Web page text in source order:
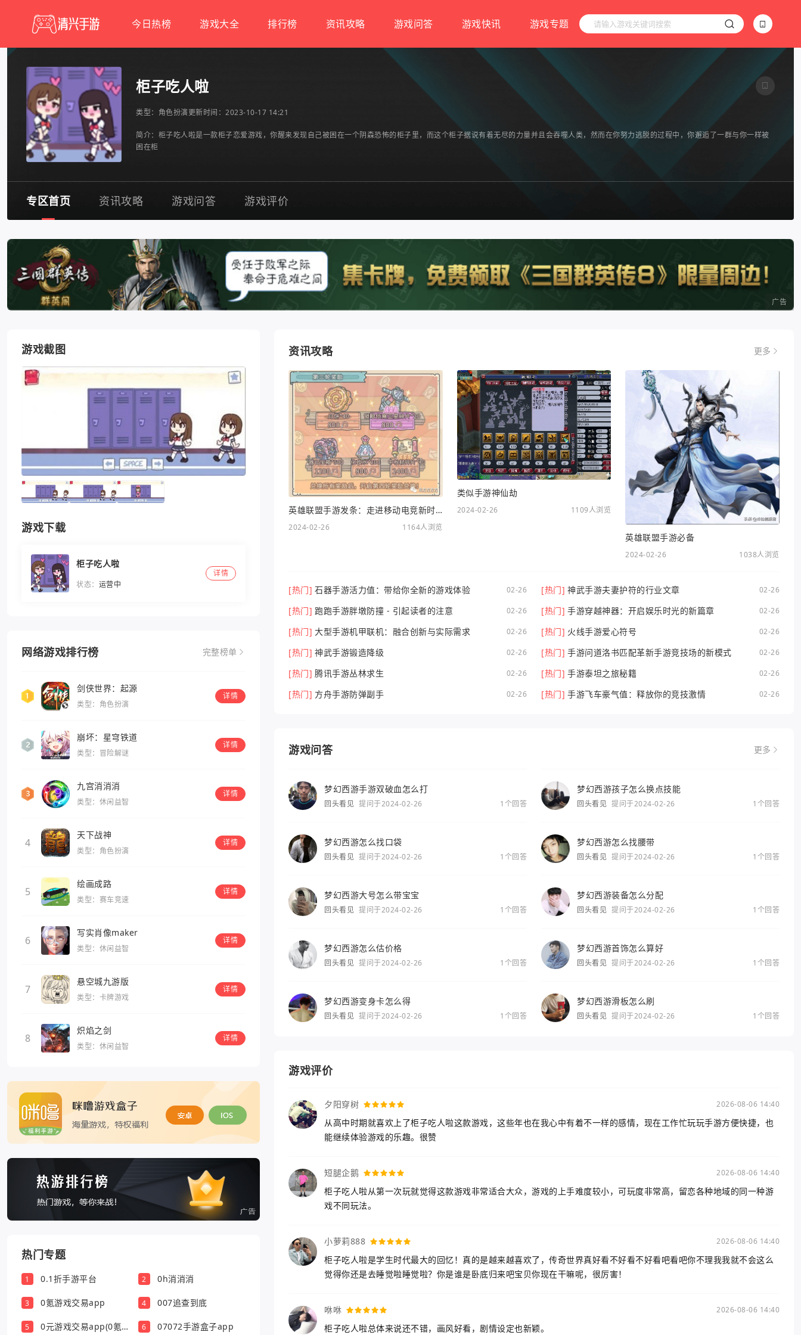
今日热榜 游戏大全 排行榜 资讯攻略 游戏问答 游戏快讯 游戏专题
柜子吃人啦
类型： 角色扮演更新时间：2023-10-17 14:21
简介：柜子吃人啦是一款柜子恋爱游戏，你醒来发现自己被困在一个阴森恐怖的柜子里，而这个柜子据说有着无尽的力量并且会吞噬人类，然而在你努力逃脱的过程中，你邂逅了一群与你一样被
困在柜
专区首页 资讯攻略 游戏问答 游戏评价
广告
游戏截图
游戏下载
柜子吃人啦
状态： 运营中
详情
网络游戏排行榜 完整榜单
剑侠世界：起源
类型：角色扮演
详情
崩坏：星穹铁道
类型：冒险解谜
详情
九宫消消消
类型：休闲益智
详情
4
天下战神
类型：角色扮演
详情
5
绘画成路
类型：赛车竞速
详情
6
写实肖像maker
类型：休闲益智
详情
7
悬空城九游版
类型：卡牌游戏
详情
8
炽焰之剑
类型：休闲益智
详情
热门专题
1 0.1折手游平台 2 0h消消消
3 0氪游戏交易app 4 007追查到底
5 0元游戏交易app(0氪 6 07072手游盒子app
资讯攻略 更多
英雄联盟手游发条：走进移动电竞新时代
2024-02-26 1164人浏览
类似手游神仙劫
2024-02-26 1109人浏览
英雄联盟手游必备
2024-02-26 1038人浏览
[热门] 石器手游活力值：带给你全新的游戏体验 02-26 [热门] 神武手游夫妻护符的行业文章 02-26
[热门] 跑跑手游胖墩防撞 - 引起读者的注意 02-26 [热门] 手游穿越神器：开启娱乐时光的新篇章 02-26
[热门] 大型手游机甲联机：融合创新与实际需求 02-26 [热门] 火线手游爱心符号 02-26
[热门] 神武手游锻造降级 02-26 [热门] 手游问道洛书匹配革新手游竞技场的新模式 02-26
[热门] 腾讯手游丛林求生 02-26 [热门] 手游泰坦之旅秘籍 02-26
[热门] 方舟手游防弹副手 02-26 [热门] 手游飞车豪气值：释放你的竞技激情 02-26
游戏问答 更多
梦幻西游手游双破血怎么打
回头看见 提问于2024-02-26 1个回答
梦幻西游孩子怎么换点技能
回头看见 提问于2024-02-26 1个回答
梦幻西游怎么找口袋
回头看见 提问于2024-02-26 1个回答
梦幻西游怎么找腰带
回头看见 提问于2024-02-26 1个回答
梦幻西游大号怎么带宝宝
回头看见 提问于2024-02-26 1个回答
梦幻西游装备怎么分配
回头看见 提问于2024-02-26 1个回答
梦幻西游怎么估价格
回头看见 提问于2024-02-26 1个回答
梦幻西游首饰怎么算好
回头看见 提问于2024-02-26 1个回答
梦幻西游变身卡怎么得
回头看见 提问于2024-02-26 1个回答
梦幻西游滑板怎么刷
回头看见 提问于2024-02-26 1个回答
游戏评价
夕阳穿树 2026-08-06 14:40
从高中时期就喜欢上了柜子吃人啦这款游戏，这些年也在我心中有着不一样的感情，现在工作忙玩玩手游方便快捷，也
能继续体验游戏的乐趣。很赞
短腿企鹅 2026-08-06 14:40
柜子吃人啦从第一次玩就觉得这款游戏非常适合大众，游戏的上手难度较小，可玩度非常高，留恋各种地域的同一种游
戏不同玩法。
小萝莉888 2026-08-06 14:40
柜子吃人啦是学生时代最大的回忆！真的是越来越喜欢了，传奇世界真好看不好看不好看吧看吧你不理我我就不会这么
觉得你还是去睡觉啦睡觉啦？你是谁是卧底归来吧宝贝你现在干嘛呢，很厉害！
咻咻 2026-08-06 14:40
柜子吃人啦总体来说还不错，画风好看，剧情设定也新颖。